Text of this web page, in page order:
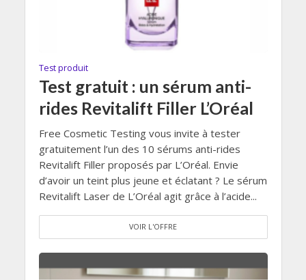
Test produit
Test gratuit : un sérum anti-
rides Revitalift Filler L’Oréal
Free Cosmetic Testing vous invite à tester
gratuitement l’un des 10 sérums anti-rides
Revitalift Filler proposés par L’Oréal. Envie
d’avoir un teint plus jeune et éclatant ? Le sérum
Revitalift Laser de L’Oréal agit grâce à l’acide...
VOIR L'OFFRE